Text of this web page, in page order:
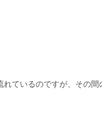
ているのですが、その間